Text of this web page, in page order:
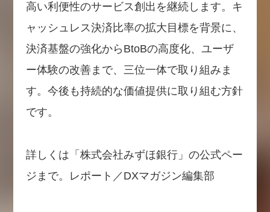
高い利便性のサービス創出を継続します。キ
ャッシュレス決済比率の拡大目標を背景に、
決済基盤の強化からBtoBの高度化、ユーザ
ー体験の改善まで、三位一体で取り組みま
す。今後も持続的な価値提供に取り組む方針
です。
詳しくは「株式会社みずほ銀行」の公式ペー
ジまで。レポート／DXマガジン編集部